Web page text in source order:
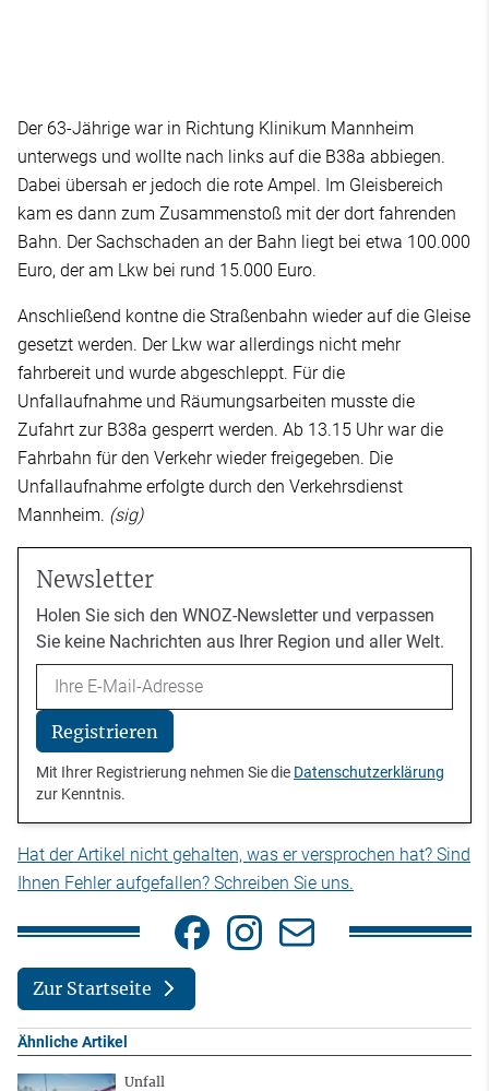
Der 63-Jährige war in Richtung Klinikum Mannheim
unterwegs und wollte nach links auf die B38a abbiegen.
Dabei übersah er jedoch die rote Ampel. Im Gleisbereich
kam es dann zum Zusammenstoß mit der dort fahrenden
Bahn. Der Sachschaden an der Bahn liegt bei etwa 100.000
Euro, der am Lkw bei rund 15.000 Euro.
Anschließend kontne die Straßenbahn wieder auf die Gleise
gesetzt werden. Der Lkw war allerdings nicht mehr
fahrbereit und wurde abgeschleppt. Für die
Unfallaufnahme und Räumungsarbeiten musste die
Zufahrt zur B38a gesperrt werden. Ab 13.15 Uhr war die
Fahrbahn für den Verkehr wieder freigegeben. Die
Unfallaufnahme erfolgte durch den Verkehrsdienst
Mannheim. (sig)
Newsletter
Holen Sie sich den WNOZ-Newsletter und verpassen
Sie keine Nachrichten aus Ihrer Region und aller Welt.
Email
Registrieren
Mit Ihrer Registrierung nehmen Sie die Datenschutzerklärung
zur Kenntnis.
Hat der Artikel nicht gehalten, was er versprochen hat? Sind
Ihnen Fehler aufgefallen? Schreiben Sie uns.
Zur Startseite
Ähnliche Artikel
Unfall